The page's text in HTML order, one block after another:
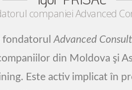
companiei Advanced
fondatorul Advanced
din Moldova şi
Este activ implicat în